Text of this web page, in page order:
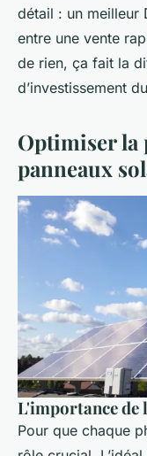
détail : un meilleur
entre une vente
de rien, ça fait la
d’investissement
Optimiser la
panneaux
L'importance
Pour que chaque